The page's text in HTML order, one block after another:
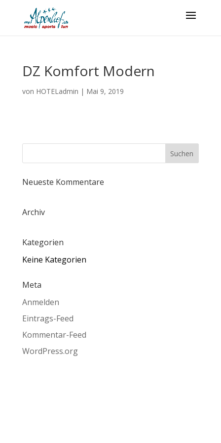
DZ Komfort Modern
von HOTELadmin | Mai 9, 2019
Neueste Kommentare
Archiv
Kategorien
Keine Kategorien
Meta
Anmelden
Eintrags-Feed
Kommentar-Feed
WordPress.org